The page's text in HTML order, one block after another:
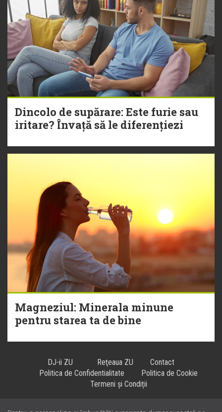
Dincolo de supărare: Este furie sau
iritare? Învață să le diferențiezi
Magneziul: Minerala minune
pentru starea ta de bine
DJ-ii ZU Reţeaua ZU
Contact
Politica de Confidentialitate
Politica de Cookie
Termeni și Condiții